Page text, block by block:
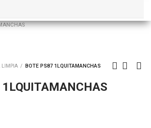
LIMPIA BOTE PS87 1LQUITAMANCHAS
1LQUITAMANCHAS